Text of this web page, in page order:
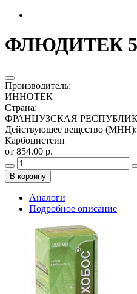
ФЛЮДИТЕК
Производитель:
ИННОТЕК
Страна:
ФРАНЦУЗСКАЯ
Действующее вещество (МНН):
Карбоцистеин
от 854.00 р.
В корзину
Аналоги
Подробное описание